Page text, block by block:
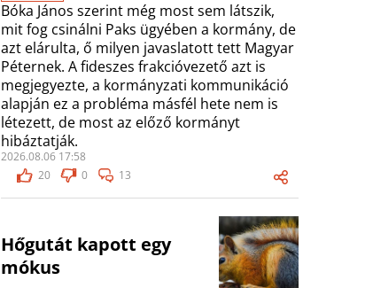
Bóka János szerint még most sem látszik,
mit fog csinálni Paks ügyében a kormány, de
azt elárulta, ő milyen javaslatott tett Magyar
Péternek. A fideszes frakcióvezető azt is
megjegyezte, a kormányzati kommunikáció
alapján ez a probléma másfél hete nem is
létezett, de most az előző kormányt
hibáztatják.
2026.08.06 17:58
20
0 13
Hőgutát kapott egy
mókus